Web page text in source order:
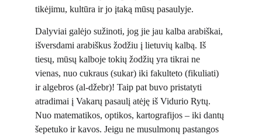
tikėjimu, kultūra ir jo įtaką mūsų pasaulyje.
Dalyviai galėjo sužinoti, jog jie jau kalba arabiškai,
išversdami arabiškus žodžiu į lietuvių kalbą. Iš
tiesų, mūsų kalboje tokių žodžių yra tikrai ne
vienas, nuo cukraus (sukar) iki fakulteto (fikuliati)
ir algebros (al-džebr)! Taip pat buvo pristatyti
atradimai į Vakarų pasaulį atėję iš Vidurio Rytų.
Nuo matematikos, optikos, kartografijos – iki dantų
šepetuko ir kavos. Jeigu ne musulmonų pastangos